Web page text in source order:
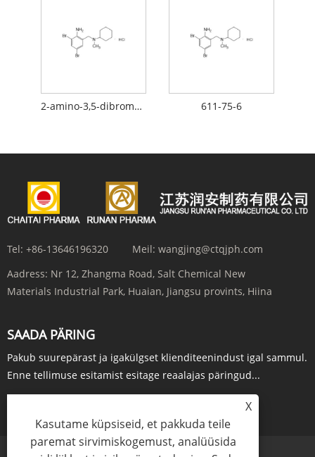
2-amino-3,5-dibromo-n-tsükloheksüül-n-metüülbensüülamiinvesinikkloriid 611-75-6
Tel: +86-13646196320 Meil: wangjing@ctqjph.com
Aadress: Nr 12, Zhangma Road, Salt Chemical New
Materials Industrial Park, Huaian, Jiangsu provints, Hiina
SAADA PÄRING
Pakub suurepärast ja igakülgset klienditeenindust igal sammul.
Enne tellimuse esitamist esitage reaalajas päringud...
X
Kasutame küpsiseid, et pakkuda teile
paremat sirvimiskogemust, analüüsida